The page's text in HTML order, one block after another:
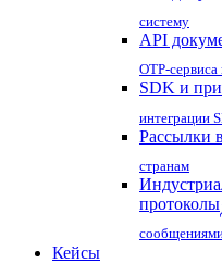
систему
API
OTP-
SDK и
интеграции
Рассылки
странам
протоколы
Кейсы